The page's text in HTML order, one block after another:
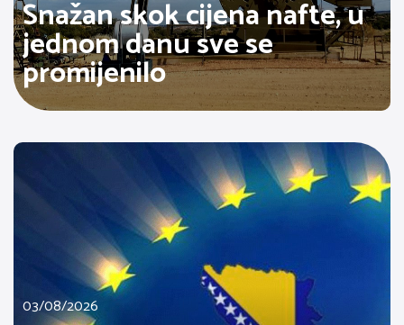
Snažan skok cijena nafte, u
jednom danu sve se
promijenilo
03/08/2026